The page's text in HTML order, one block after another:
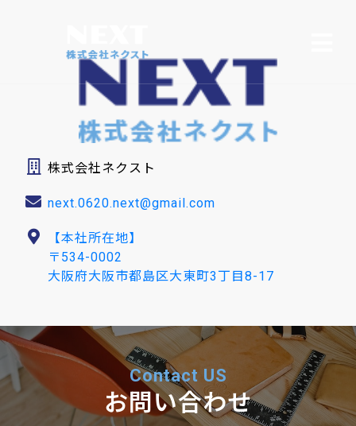
株式会社ネクスト
next.0620.next@gmail.com
【本社所在地】
〒534-0002
大阪府大阪市都島区大東町3丁目8-17
Contact US
お問い合わせ